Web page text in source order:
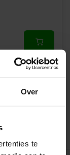
Over
te